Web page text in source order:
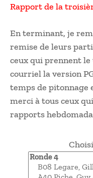
Rapport de la
En terminant, je
remise de leurs
ceux qui prennent le
courriel la version
temps de pitonnage
merci à tous ceux
rapports